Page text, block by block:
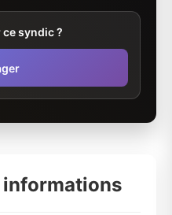
syndic ?
informations